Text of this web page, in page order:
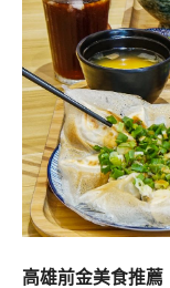
高雄前金美食推薦